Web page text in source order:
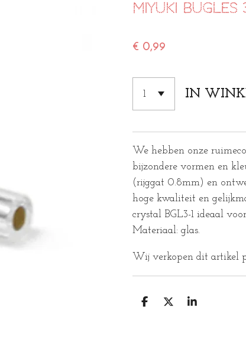
Miyuki bugles
€ 0,99
IN
We hebben onze
bijzondere vormen en
(rijggat 0.8mm) en
hoge kwaliteit en
crystal BGL3-1 ideaal
Materiaal: glas.
Wij verkopen dit artikel
D
D
S